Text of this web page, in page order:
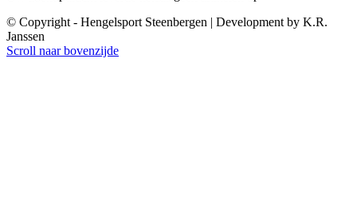
© Copyright - Hengelsport Steenbergen | Development by K.R.
Janssen
Scroll naar bovenzijde